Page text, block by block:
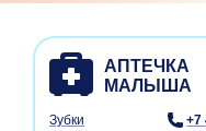
Зубки
+7